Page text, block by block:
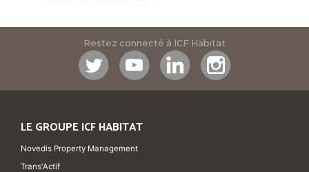
Restez connecté à ICF Habitat
LE GROUPE ICF HABITAT
Novedis Property Management
Trans'Actif